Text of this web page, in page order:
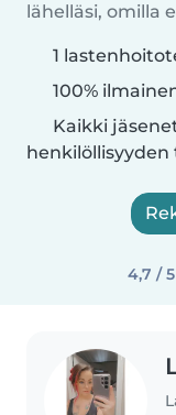
lähelläsi, omilla
1
100%
Kaikki
4,7 / 5